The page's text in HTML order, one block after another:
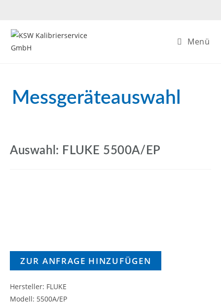
Menü
Messgeräteauswahl
Auswahl: FLUKE 5500A/EP
ZUR ANFRAGE HINZUFÜGEN
Hersteller: FLUKE
Modell: 5500A/EP